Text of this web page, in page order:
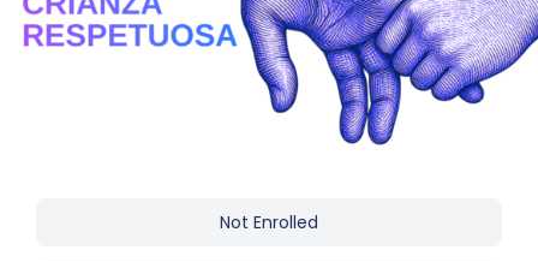
Not Enrolled